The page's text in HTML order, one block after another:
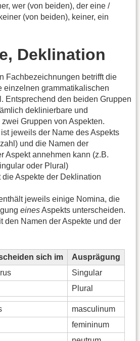
wer (von beiden), der eine /
(von beiden), keiner, ein
Deklination
Fachbezeichnungen betrifft die
einzelnen grammatikalischen
Entsprechend den beiden Gruppen
deklinierbare und
Gruppen von Aspekten.
jeweils der Name des Aspekts
und die Namen der
Aspekt annehmen kann (z.B.
oder Plural)
Aspekte der Deklination
jeweils einige Nomina, die
einesAspekts unterscheiden.
den Namen der Aspekte und der
sich im
Ausprägung
Singular
Plural
masculinum
femininum